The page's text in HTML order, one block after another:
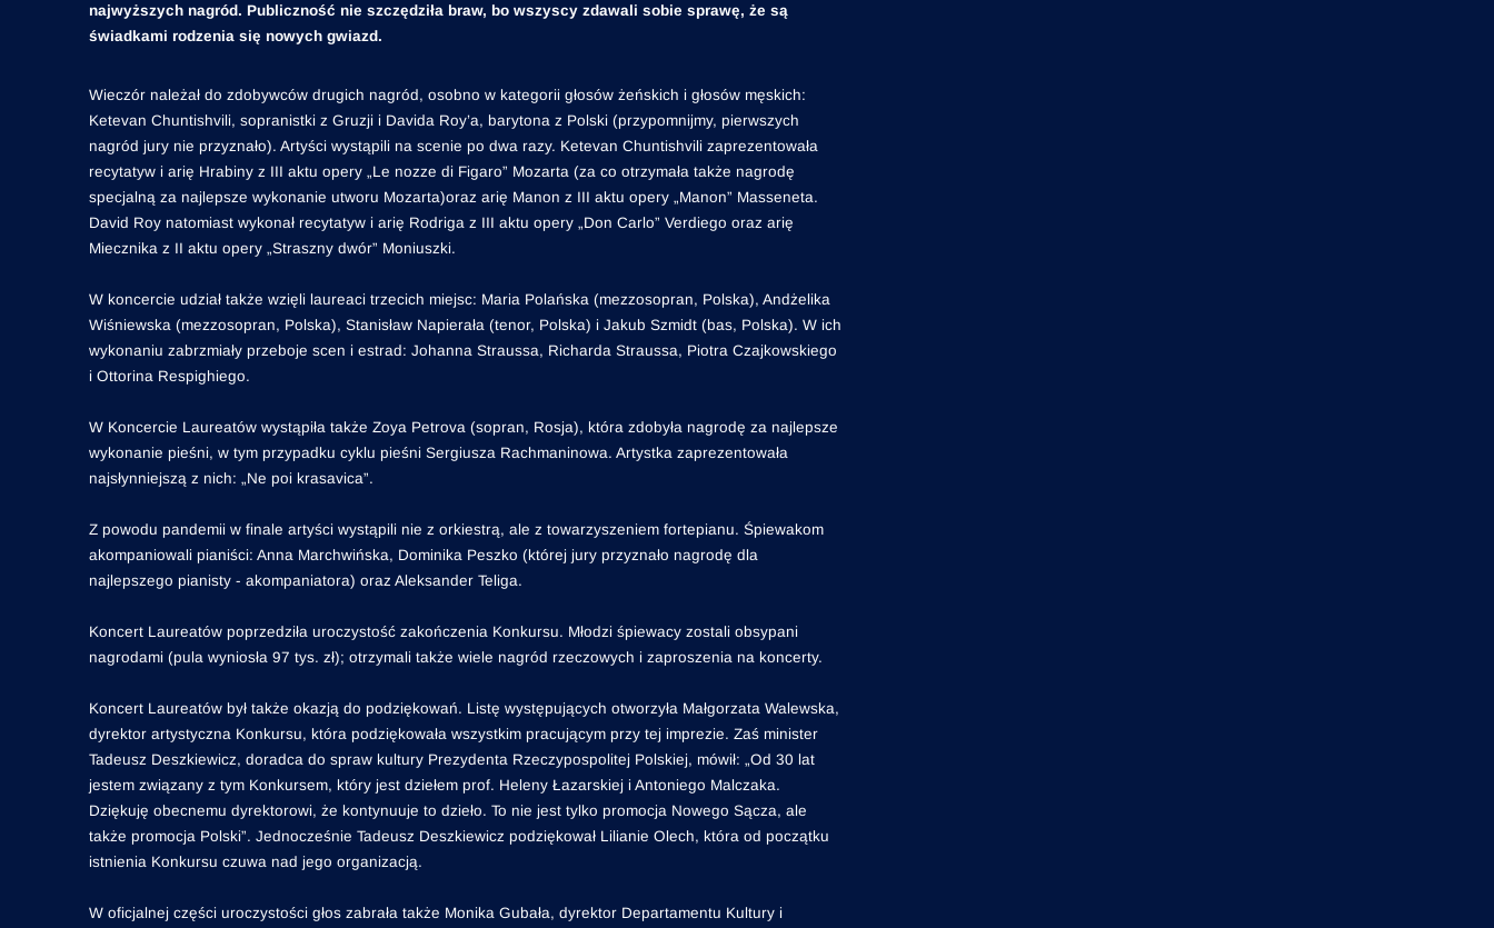
najwyższych nagród. Publiczność nie szczędziła braw, bo wszyscy zdawali sobie sprawę, że są
świadkami rodzenia się nowych gwiazd.
Wieczór należał do zdobywców drugich nagród, osobno w kategorii głosów żeńskich i głosów męskich:
Ketevan Chuntishvili, sopranistki z Gruzji i Davida Roy’a, barytona z Polski (przypomnijmy, pierwszych
nagród jury nie przyznało). Artyści wystąpili na scenie po dwa razy. Ketevan Chuntishvili zaprezentowała
recytatyw i arię Hrabiny z III aktu opery „Le nozze di Figaro” Mozarta (za co otrzymała także nagrodę
specjalną za najlepsze wykonanie utworu Mozarta)oraz arię Manon z III aktu opery „Manon” Masseneta.
David Roy natomiast wykonał recytatyw i arię Rodriga z III aktu opery „Don Carlo” Verdiego oraz arię
Miecznika z II aktu opery „Straszny dwór” Moniuszki.
W koncercie udział także wzięli laureaci trzecich miejsc: Maria Polańska (mezzosopran, Polska), Andżelika
Wiśniewska (mezzosopran, Polska), Stanisław Napierała (tenor, Polska) i Jakub Szmidt (bas, Polska). W ich
wykonaniu zabrzmiały przeboje scen i estrad: Johanna Straussa, Richarda Straussa, Piotra Czajkowskiego
i Ottorina Respighiego.
W Koncercie Laureatów wystąpiła także Zoya Petrova (sopran, Rosja), która zdobyła nagrodę za najlepsze
wykonanie pieśni, w tym przypadku cyklu pieśni Sergiusza Rachmaninowa. Artystka zaprezentowała
najsłynniejszą z nich: „Ne poi krasavica”.
Z powodu pandemii w finale artyści wystąpili nie z orkiestrą, ale z towarzyszeniem fortepianu. Śpiewakom
akompaniowali pianiści: Anna Marchwińska, Dominika Peszko (której jury przyznało nagrodę dla
najlepszego pianisty - akompaniatora) oraz Aleksander Teliga.
Koncert Laureatów poprzedziła uroczystość zakończenia Konkursu. Młodzi śpiewacy zostali obsypani
nagrodami (pula wyniosła 97 tys. zł); otrzymali także wiele nagród rzeczowych i zaproszenia na koncerty.
Koncert Laureatów był także okazją do podziękowań. Listę występujących otworzyła Małgorzata Walewska,
dyrektor artystyczna Konkursu, która podziękowała wszystkim pracującym przy tej imprezie. Zaś minister
Tadeusz Deszkiewicz, doradca do spraw kultury Prezydenta Rzeczypospolitej Polskiej, mówił: „Od 30 lat
jestem związany z tym Konkursem, który jest dziełem prof. Heleny Łazarskiej i Antoniego Malczaka.
Dziękuję obecnemu dyrektorowi, że kontynuuje to dzieło. To nie jest tylko promocja Nowego Sącza, ale
także promocja Polski”. Jednocześnie Tadeusz Deszkiewicz podziękował Lilianie Olech, która od początku
istnienia Konkursu czuwa nad jego organizacją.
W oficjalnej części uroczystości głos zabrała także Monika Gubała, dyrektor Departamentu Kultury i